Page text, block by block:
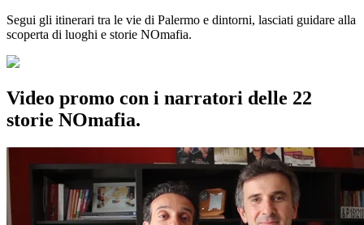
Segui gli itinerari tra le vie di Palermo e dintorni, lasciati guidare alla
scoperta di luoghi e storie NOmafia.
Video promo con i narratori delle 22
storie NOmafia.